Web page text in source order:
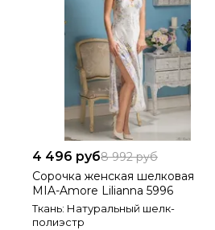
4 496 руб8 992 руб
Сорочка женская шелковая
MIA-Amore Lilianna 5996
Ткань: Натуральный шелк-
полиэстр